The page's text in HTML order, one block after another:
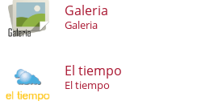
Galeria
Galeria
El tiempo
El tiempo